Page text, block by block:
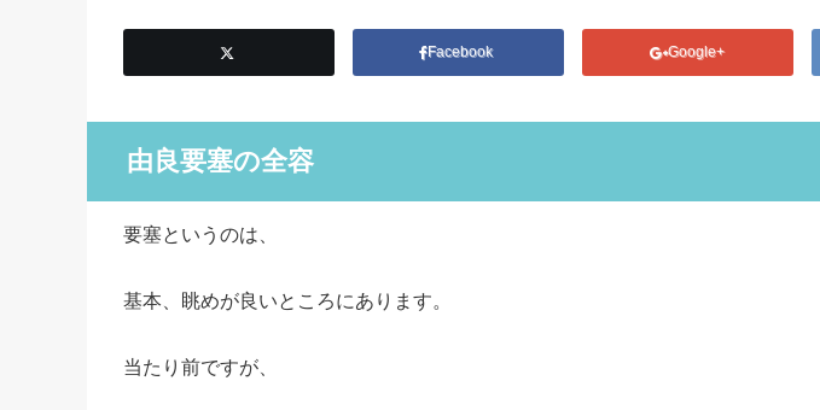
Facebook Google+
由良要塞の全容
要塞というのは、
基本、眺めが良いところにあります。
当たり前ですが、